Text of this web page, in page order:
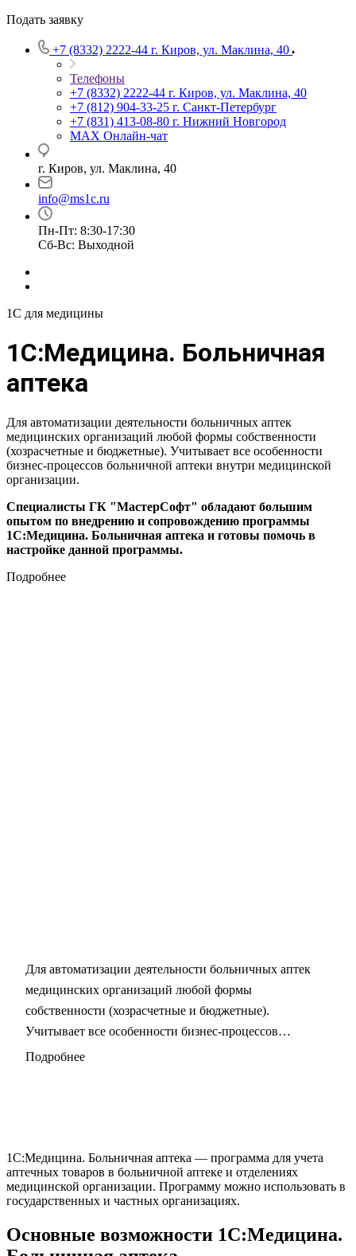
Подать заявку
+7 (8332) 2222-44 г. Киров, ул. Маклина, 40
Телефоны
+7 (8332) 2222-44 г. Киров, ул. Маклина, 40
+7 (812) 904-33-25 г. Санкт-Петербург
+7 (831) 413-08-80 г. Нижний Новгород
MAX Онлайн-чат
г. Киров, ул. Маклина, 40
info@ms1c.ru
Пн-Пт: 8:30-17:30
Cб-Вс: Выходной
1С для медицины
1С:Медицина. Больничная
аптека
Для автоматизации деятельности больничных аптек
медицинских организаций любой формы собственности
(хозрасчетные и бюджетные). Учитывает все особенности
бизнес-процессов больничной аптеки внутри медицинской
организации.
Специалисты ГК "МастерСофт" обладают большим
опытом по внедрению и сопровождению программы
1С:Медицина. Больничная аптека и готовы помочь в
настройке данной программы.
Подробнее
Для автоматизации деятельности больничных аптек
медицинских организаций любой формы
собственности (хозрасчетные и бюджетные).
Учитывает все особенности бизнес-процессов
больничной аптеки внутри медицинской организации.
Подробнее
1C:Медицина. Больничная аптека — программа для учета
аптечных товаров в больничной аптеке и отделениях
медицинской организации. Программу можно использовать в
государственных и частных организациях.
Основные возможности 1С:Медицина.